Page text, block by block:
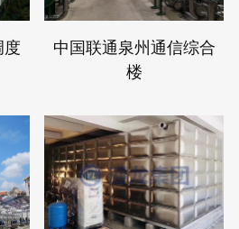
中国联通泉州通信综合
楼